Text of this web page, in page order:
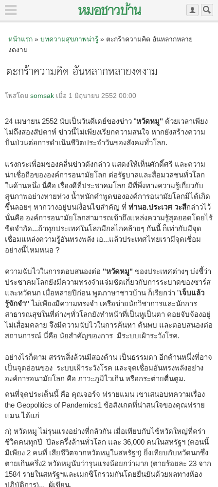
หน้าแรก» บทความสุขภาพน่ารู้» ตะกร้าความคิด อันหลากหลาย
งดงาม
ตะกร้าความคิด อันหลากหลายงดงาม
โพสโดย somsak เมื่อ 1 มิถุนายน 2552 00:00
24 เมษายน 2552 นับเป็นวันดีเดย์ของข่าว "หวัดหมู" ด้วยเวลาเพียง
ไม่ถึงสองสัปดาห์ ข่าวนี้ไม่เพียงเรียกความสนใจ หากยังสร้างความ
ปั่นป่วนต่อการดำเนินชีวิตประจำวันของสังคมทั่วโลก.
แรงกระเพื่อมของคลื่นข่าวดังกล่าว แสดงให้เห็นศักดิ์ศรี และความ
น่าเชื่อถือขององค์การอนามัยโลก ต่อรัฐบาลและสื่อมวลชนทั่วโลก
ในด้านหนึ่ง นี่คือ เรื่องดีที่ประชาคมโลก มีที่พึ่งทางความรู้เกี่ยวกับ
สุขภาพอย่างหายห่วง น้ำหนักคำพูดขององค์การอนามัยโลกมิได้เกิด
ขึ้นลอยๆ หากวางอยู่บนเงื่อนไขสำคัญ ที่ ท่านอ.ประเวศ วะสีกล่าวไว้
นั่นคือ องค์การอนามัยโลกสามารถเข้าถึงแหล่งความรู้สุดยอดโดยไร้
ขีดจำกัด...ถ้าทุกประเทศในโลกมีกลไกคล้ายๆ กันนี้ ก็เท่ากับมีจุด
เชื่อมแหล่งความรู้อันทรงพลัง เอ...แล้วประเทศไทยเรามีจุดเชื่อม
อย่างนี้ไหมหนอ ?
ความฉับไวในการตอบสนองต่อ "หวัดหมู" ของประเทศต่างๆ บ่งชี้ว่า
ประชาคมโลกยังมีความทรงจำแจ่มชัดเกี่ยวกับการระบาดของซาร์ส
และหวัดนก เมื่อหลายปีก่อน พูดภาษาชาวบ้าน ก็เรียกว่า "เจ็บแล้ว
รู้จักจำ" ไม่เพียงมีความทรงจำ เครือข่ายนักวิชาการและนักการ
สาธารณสุขในที่ต่างๆทั่วโลกยังทำหน้าที่เป็นหูเป็นตา คอยจับจ้องอยู่
ไม่เสื่อมคลาย จึงมีความฉับไวในการค้นหา ค้นพบ และตอบสนองต่อ
สถานการณ์ นี่คือ นัยสำคัญของการ มีระบบเฝ้าระวังโรค.
อย่างไรก็ตาม สรรพสิ่งล้วนมีสองด้าน เป็นธรรมดา อีกด้านหนึ่งที่อาจ
เป็นจุดอ่อนของ ระบบเฝ้าระวังโรค และจุดเชื่อมอันทรงพลังอย่าง
องค์การอนามัยโลก คือ ภาวะภูมิไวเกิน หรือกระต่ายตื่นตูม.
คนที่จุดประเด็นนี้ คือ คุณจอร์จ ฟรายแมน เขาเสนอบทความเรื่อง
the Geopolitics of Pandemics1 ข้อสังเกตที่น่าสนใจของคุณฟราย
แมน ได้แก่
ก) หวัดหมู ไม่รุนแรงอย่างที่กลัวกัน เมื่อเทียบกับไข้หวัดใหญ่ที่คร่า
ชีวิตคนทุกปี ปีละครึ่งล้านทั่วโลก และ 36,000 คนในสหรัฐฯ (ตอนนี้
มีเพียง 2 คนที่ เสียชีวิตจากหวัดหมูในสหรัฐฯ) ยิ่งเทียบกับหวัดนกซึ่ง
ตายเกินครึ่ง2 หวัดหมูนับว่ารุนแรงน้อยกว่ามาก (ตายร้อยละ 23 จาก
1584 รายในสหรัฐฯและเมกซิโกรวมกันโดยยืนยันด้วยผลทางห้อง
ปฏิบัติการ)... ผู้เขียน.